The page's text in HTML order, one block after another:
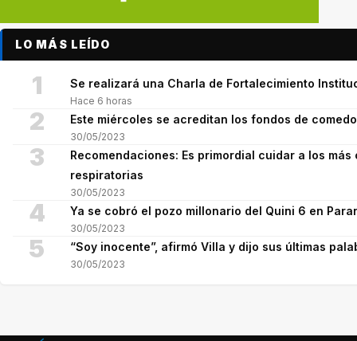
LO MÁS LEÍDO
1 Se realizará una Charla de Fortalecimiento
Hace 6 horas
2 Este miércoles se acreditan los fondos de
30/05/2023
3
Recomendaciones: Es primordial cuidar a los
respiratorias
30/05/2023
4 Ya se cobró el pozo millonario del Quini 6 en
30/05/2023
5 “Soy inocente”, afirmó Villa y dijo sus últimas
30/05/2023